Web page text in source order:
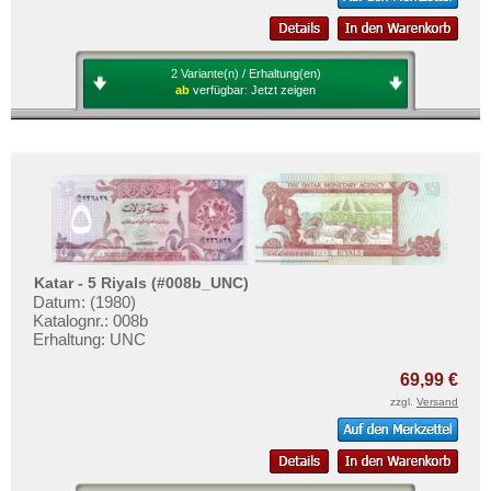
2 Variante(n) / Erhaltung(en)
ab verfügbar: Jetzt zeigen
Katar - 5 Riyals (#008b_UNC)
Datum: (1980)
Katalognr.: 008b
Erhaltung: UNC
69,99 €
zzgl. Versand